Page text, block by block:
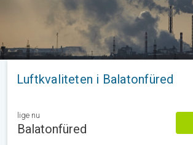
Luftkvaliteten i Balatonfüred
lige nu
Balatonfüred